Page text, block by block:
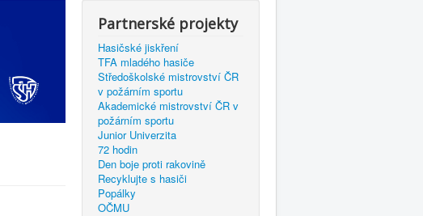
Partnerské projekty
Hasičské jiskření
TFA mladého hasiče
Středoškolské mistrovství ČR
v požárním sportu
Akademické mistrovství ČR v
požárním sportu
Junior Univerzita
72 hodin
Den boje proti rakovině
Recyklujte s hasiči
Popálky
OČMU